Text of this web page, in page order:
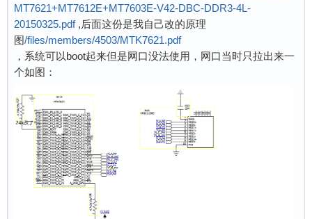
MT7621+MT7612E+MT7603E-V42-DBC-DDR3-4L-
20150325.pdf,后面这份是我自己改的原理
图/files/members/4503/MTK7621.pdf
，系统可以boot起来但是网口没法使用，网口当时只拉出来一
个如图：